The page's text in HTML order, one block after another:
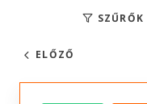
SZŰRŐK
ELŐZŐ